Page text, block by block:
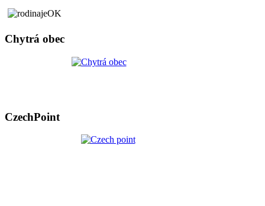
Chytrá obec
CzechPoint